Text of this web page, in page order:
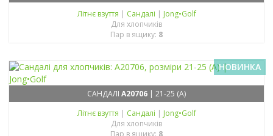
Літнє взуття | Сандалі | Jong•Golf
Для хлопчиків
Пар в ящику: 8
НОВИНКА
САНДАЛІ A20706 | 21-25 (A)
Літнє взуття | Сандалі | Jong•Golf
Для хлопчиків
Пар в ящику: 8